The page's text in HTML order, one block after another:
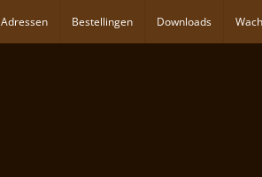
Adressen Bestellingen Downloads